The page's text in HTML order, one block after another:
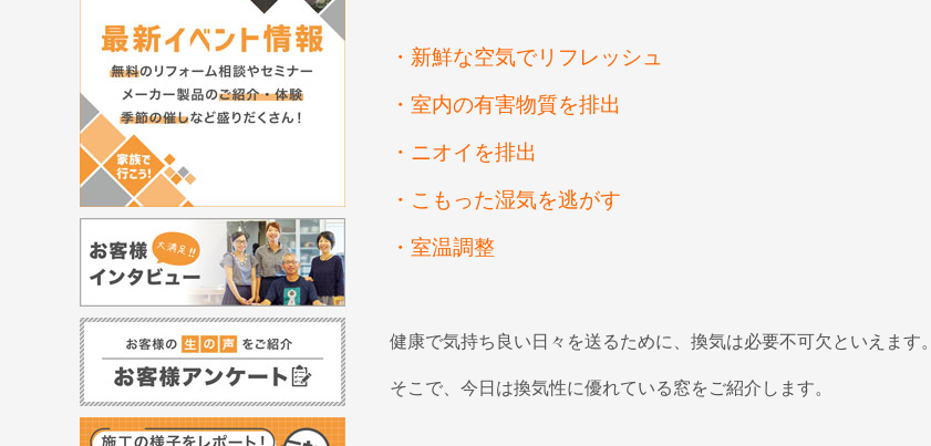
・新鮮な空気でリフレッシュ
・室内の有害物質を排出
・ニオイを排出
・こもった湿気を逃がす
・室温調整
健康で気持ち良い日々を送るために、換気は必要不可欠といえます。
そこで、今日は換気性に優れている窓をご紹介します。